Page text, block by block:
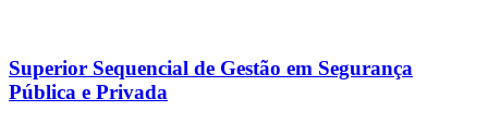
Superior Sequencial de Gestão em Segurança
Pública e Privada